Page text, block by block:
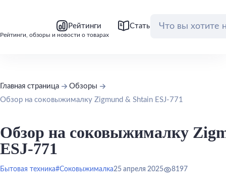
Рейтинги, обзоры и новости о товарах
Рейтинги Статьи Обзоры
Главная страница
Обзоры
Обзор на соковыжималку Zigmund & Shtain ESJ-771
Обзор на соковыжималку
ESJ-771
Бытовая техника#Соковыжималка25 апреля 2025 8197